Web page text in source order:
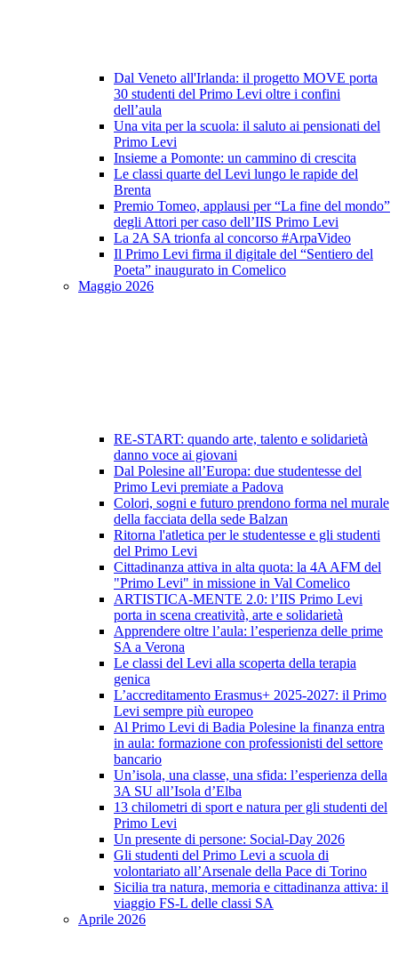
Dal Veneto all'Irlanda: il progetto MOVE porta
30 studenti del Primo Levi oltre i confini
dell’aula
Una vita per la scuola: il saluto ai pensionati del
Primo Levi
Insieme a Pomonte: un cammino di crescita
Le classi quarte del Levi lungo le rapide del
Brenta
Premio Tomeo, applausi per “La fine del mondo”
degli Attori per caso dell’IIS Primo Levi
La 2A SA trionfa al concorso #ArpaVideo
Il Primo Levi firma il digitale del “Sentiero del
Poeta” inaugurato in Comelico
Maggio 2026
RE-START: quando arte, talento e solidarietà
danno voce ai giovani
Dal Polesine all’Europa: due studentesse del
Primo Levi premiate a Padova
Colori, sogni e futuro prendono forma nel murale
della facciata della sede Balzan
Ritorna l'atletica per le studentesse e gli studenti
del Primo Levi
Cittadinanza attiva in alta quota: la 4A AFM del
"Primo Levi" in missione in Val Comelico
ARTISTICA-MENTE 2.0: l’IIS Primo Levi
porta in scena creatività, arte e solidarietà
Apprendere oltre l’aula: l’esperienza delle prime
SA a Verona
Le classi del Levi alla scoperta della terapia
genica
L’accreditamento Erasmus+ 2025-2027: il Primo
Levi sempre più europeo
Al Primo Levi di Badia Polesine la finanza entra
in aula: formazione con professionisti del settore
bancario
Un’isola, una classe, una sfida: l’esperienza della
3A SU all’Isola d’Elba
13 chilometri di sport e natura per gli studenti del
Primo Levi
Un presente di persone: Social-Day 2026
Gli studenti del Primo Levi a scuola di
volontariato all’Arsenale della Pace di Torino
Sicilia tra natura, memoria e cittadinanza attiva: il
viaggio FS-L delle classi SA
Aprile 2026